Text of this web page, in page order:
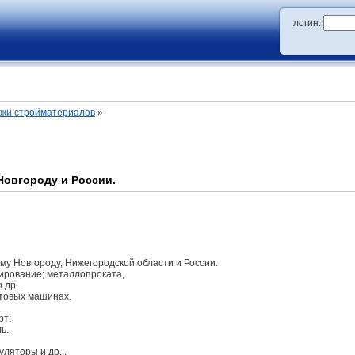
логин:
стройматериалов »
и России.
Новгороду, Нижегородской области и России.
металлопроката,
др…
машинах.
и др...